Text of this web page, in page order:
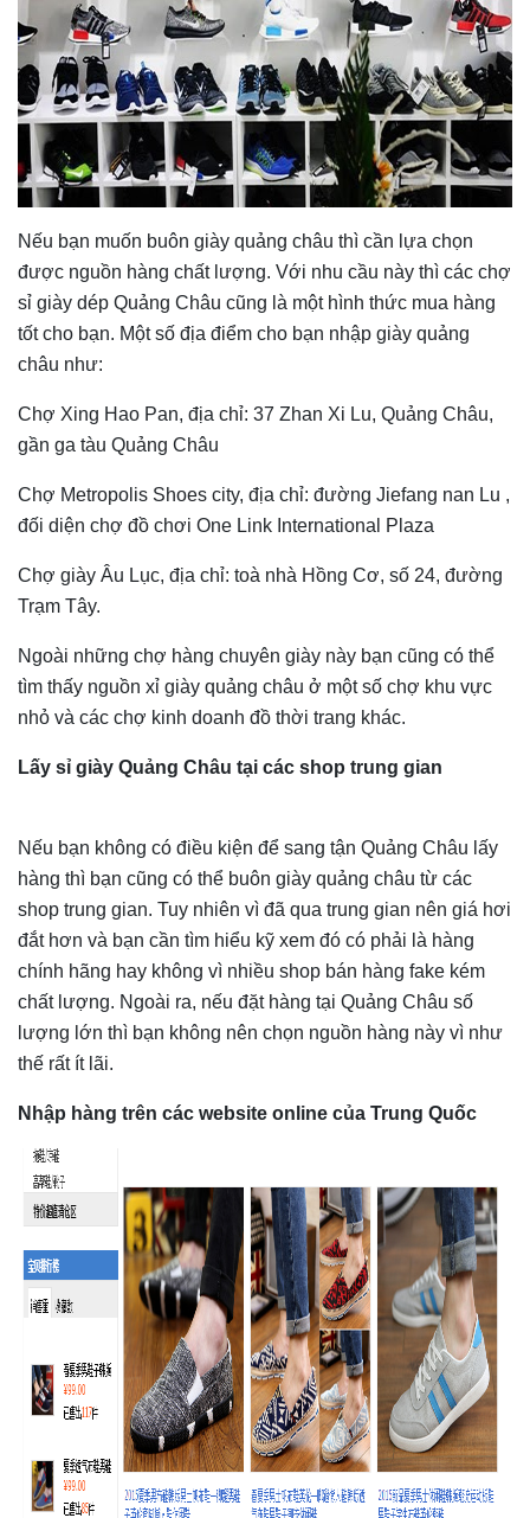
Nếu bạn muốn buôn giày quảng châu thì cần lựa chọn
được nguồn hàng chất lượng. Với nhu cầu này thì các chợ
sỉ giày dép Quảng Châu cũng là một hình thức mua hàng
tốt cho bạn. Một số địa điểm cho bạn nhập giày quảng
châu như:
Chợ Xing Hao Pan, địa chỉ: 37 Zhan Xi Lu, Quảng Châu,
gần ga tàu Quảng Châu
Chợ Metropolis Shoes city, địa chỉ: đường Jiefang nan Lu ,
đối diện chợ đồ chơi One Link International Plaza
Chợ giày Âu Lục, địa chỉ: toà nhà Hồng Cơ, số 24, đường
Trạm Tây.
Ngoài những chợ hàng chuyên giày này bạn cũng có thể
tìm thấy nguồn xỉ giày quảng châu ở một số chợ khu vực
nhỏ và các chợ kinh doanh đồ thời trang khác.
Lấy sỉ giày Quảng Châu tại các shop trung gian
Nếu bạn không có điều kiện để sang tận Quảng Châu lấy
hàng thì bạn cũng có thể buôn giày quảng châu từ các
shop trung gian. Tuy nhiên vì đã qua trung gian nên giá hơi
đắt hơn và bạn cần tìm hiểu kỹ xem đó có phải là hàng
chính hãng hay không vì nhiều shop bán hàng fake kém
chất lượng. Ngoài ra, nếu đặt hàng tại Quảng Châu số
lượng lớn thì bạn không nên chọn nguồn hàng này vì như
thế rất ít lãi.
Nhập hàng trên các website online của Trung Quốc